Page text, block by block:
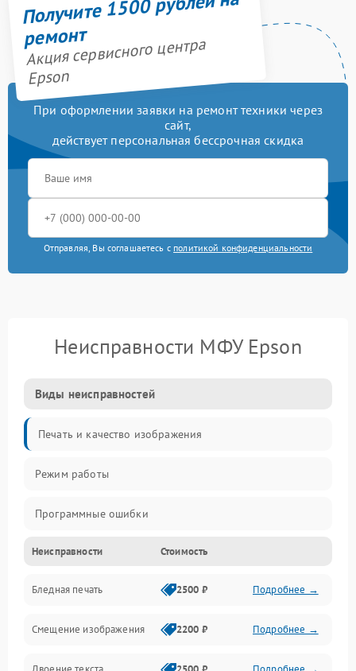
ремонт
Акция сервисного центра
Epson
При оформлении заявки на ремонт техники через
сайт,
действует персональная бессрочная скидка
Отправляя, Вы соглашаетесь с политикой конфиденциальности
Неисправности МФУ Epson
Виды неисправностей
Печать и качество изображения
Режим работы
Программные ошибки
Картриджи и расходники
Сканер и копирование
Механика и узлы
Неисправности Стоимость
Бледная печать 2500 ₽ Подробнее →
Смещение изображения 2200 ₽ Подробнее →